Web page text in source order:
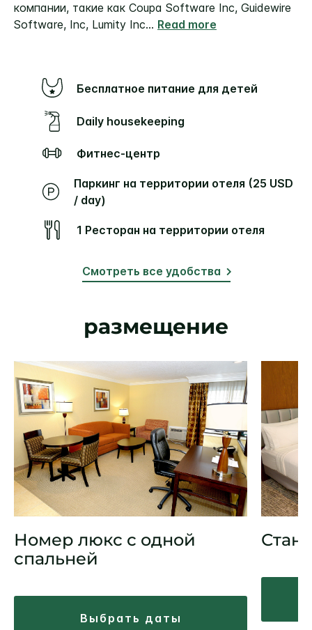
компании, такие как Coupa Software Inc, Guidewire
Software, Inc, Lumity Inc... Read more
Бесплатное питание для детей
Daily housekeeping
Фитнес-центр
Паркинг на территории отеля (25 USD
/ day)
1 Ресторан на территории отеля
Смотреть все удобства
размещение
Номер люкс с одной
спальней
выбрать даты